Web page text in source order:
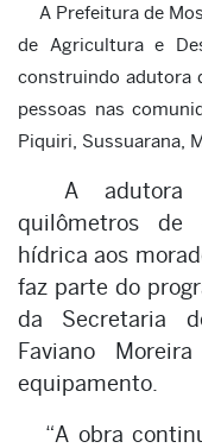
A Prefeitura de
de Agricultura e
construindo adutora
pessoas nas
Piquiri, Sussuarana,
A adutora
quilômetros de
hídrica aos
faz parte do
da Secretaria
Faviano
equipamento.
“A obra